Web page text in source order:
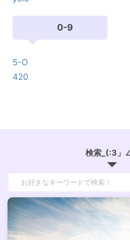
0-9
5-O
420
検索_(:3」